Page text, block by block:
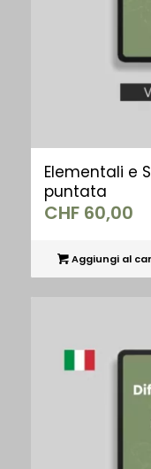
Elementali e
puntata
CHF60,00
Aggiungi al